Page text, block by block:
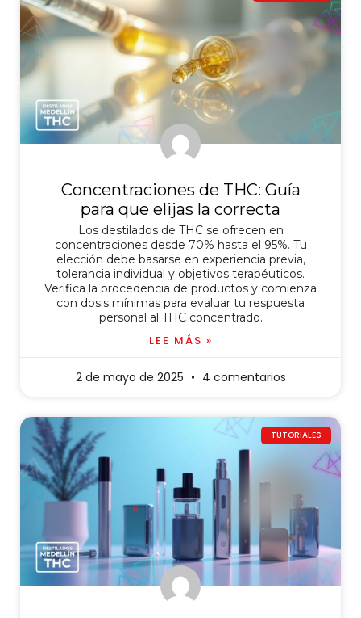
Concentraciones de THC: Guía
para que elijas la correcta
Los destilados de THC se ofrecen en
concentraciones desde 70% hasta el 95%. Tu
elección debe basarse en experiencia previa,
tolerancia individual y objetivos terapéuticos.
Verifica la procedencia de productos y comienza
con dosis mínimas para evaluar tu respuesta
personal al THC concentrado.
LEE MÁS »
2 de mayo de 2025 4 comentarios
TUTORIALES